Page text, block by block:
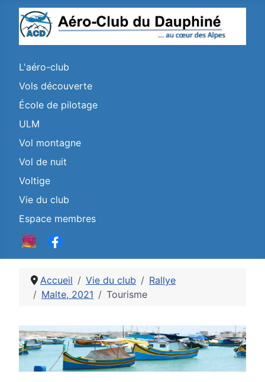
L'aéro-club
Vols découverte
École de pilotage
ULM
Vol montagne
Vol de nuit
Voltige
Vie du club
Espace membres
Accueil Vie du club
Rallye
Malte, 2021
Tourisme
Détails